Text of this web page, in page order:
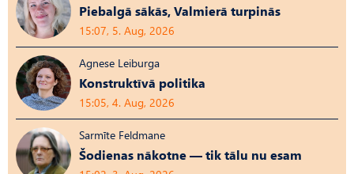
Piebalgā sākās, Valmierā turpinās
15:07, 5. Aug, 2026
Agnese Leiburga
Konstruktīvā politika
15:05, 4. Aug, 2026
Sarmīte Feldmane
Šodienas nākotne — tik tālu nu esam